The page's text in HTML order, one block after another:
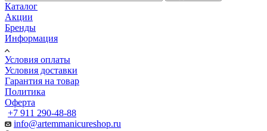
Каталог
Акции
Бренды
Информация
Условия оплаты
Условия доставки
Гарантия на товар
Политика
Оферта
+7 911 290-48-88
info@artemmanicureshop.ru